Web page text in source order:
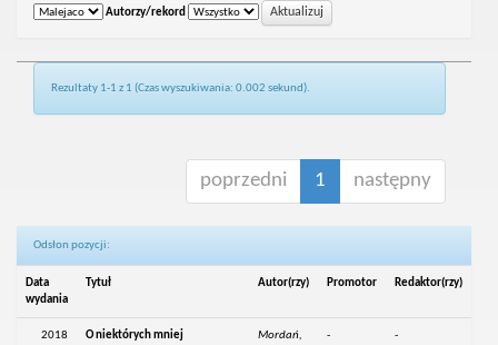
Autorzy/rekord
Rezultaty 1-1 z 1 (Czas wyszukiwania: 0.002 sekund).
poprzedni 1 następny
Odsłon pozycji:
Data
wydania
Tytuł Autor(rzy) Promotor Redaktor(rzy)
2018
O niektórych mniej
Mordań,
- -